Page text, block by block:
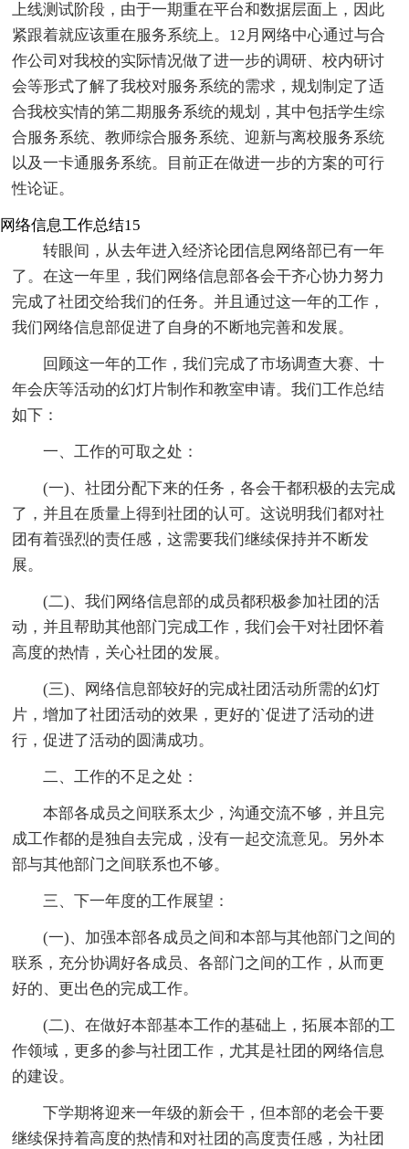
上线测试阶段，由于一期重在平台和数据层面上，因此
紧跟着就应该重在服务系统上。12月网络中心通过与合
作公司对我校的实际情况做了进一步的调研、校内研讨
会等形式了解了我校对服务系统的需求，规划制定了适
合我校实情的第二期服务系统的规划，其中包括学生综
合服务系统、教师综合服务系统、迎新与离校服务系统
以及一卡通服务系统。目前正在做进一步的方案的可行
性论证。
网络信息工作总结15
转眼间，从去年进入经济论团信息网络部已有一年
了。在这一年里，我们网络信息部各会干齐心协力努力
完成了社团交给我们的任务。并且通过这一年的工作，
我们网络信息部促进了自身的不断地完善和发展。
回顾这一年的工作，我们完成了市场调查大赛、十
年会庆等活动的幻灯片制作和教室申请。我们工作总结
如下：
一、工作的可取之处：
(一)、社团分配下来的任务，各会干都积极的去完成
了，并且在质量上得到社团的认可。这说明我们都对社
团有着强烈的责任感，这需要我们继续保持并不断发
展。
(二)、我们网络信息部的成员都积极参加社团的活
动，并且帮助其他部门完成工作，我们会干对社团怀着
高度的热情，关心社团的发展。
(三)、网络信息部较好的完成社团活动所需的幻灯
片，增加了社团活动的效果，更好的`促进了活动的进
行，促进了活动的圆满成功。
二、工作的不足之处：
本部各成员之间联系太少，沟通交流不够，并且完
成工作都的是独自去完成，没有一起交流意见。另外本
部与其他部门之间联系也不够。
三、下一年度的工作展望：
(一)、加强本部各成员之间和本部与其他部门之间的
联系，充分协调好各成员、各部门之间的工作，从而更
好的、更出色的完成工作。
(二)、在做好本部基本工作的基础上，拓展本部的工
作领域，更多的参与社团工作，尤其是社团的网络信息
的建设。
下学期将迎来一年级的新会干，但本部的老会干要
继续保持着高度的热情和对社团的高度责任感，为社团